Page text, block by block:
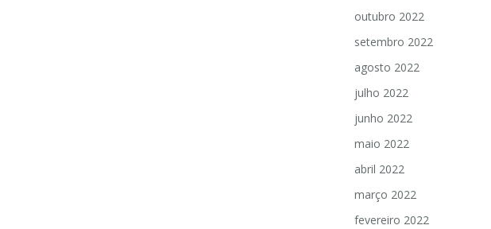
outubro 2022
setembro 2022
agosto 2022
julho 2022
junho 2022
maio 2022
abril 2022
março 2022
fevereiro 2022